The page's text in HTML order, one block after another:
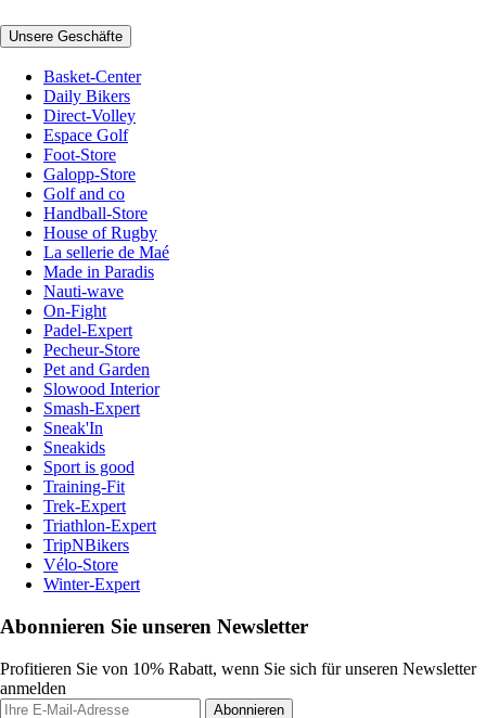
Unsere Geschäfte
Basket-Center
Daily Bikers
Direct-Volley
Espace Golf
Foot-Store
Galopp-Store
Golf and co
Handball-Store
House of Rugby
La sellerie de Maé
Made in Paradis
Nauti-wave
On-Fight
Padel-Expert
Pecheur-Store
Pet and Garden
Slowood Interior
Smash-Expert
Sneak'In
Sneakids
Sport is good
Training-Fit
Trek-Expert
Triathlon-Expert
TripNBikers
Vélo-Store
Winter-Expert
Abonnieren Sie unseren Newsletter
Profitieren Sie von 10% Rabatt, wenn Sie sich für unseren Newsletter
anmelden
Abonnieren